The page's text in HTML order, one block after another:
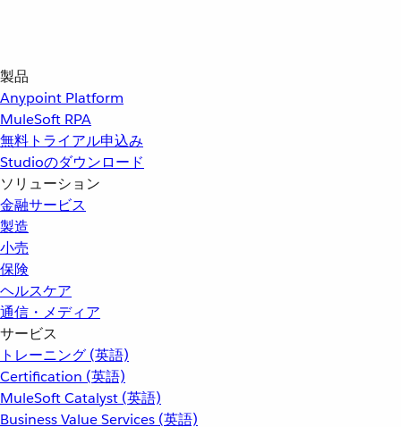
製品
Anypoint Platform
MuleSoft RPA
無料トライアル申込み
Studioのダウンロード
ソリューション
金融サービス
製造
小売
保険
ヘルスケア
通信・メディア
サービス
トレーニング (英語)
Certification (英語)
MuleSoft Catalyst (英語)
Business Value Services (英語)